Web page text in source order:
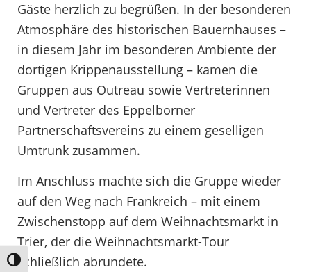
Umschalten auf hohe Kontraste
Gäste herzlich zu begrüßen. In der besonderen
Atmosphäre des historischen Bauernhauses –
in diesem Jahr im besonderen Ambiente der
dortigen Krippenausstellung – kamen die
Gruppen aus Outreau sowie Vertreterinnen
und Vertreter des Eppelborner
Partnerschaftsvereins zu einem geselligen
Umtrunk zusammen.
Im Anschluss machte sich die Gruppe wieder
auf den Weg nach Frankreich – mit einem
Zwischenstopp auf dem Weihnachtsmarkt in
Trier, der die Weihnachtsmarkt-Tour
schließlich abrundete.